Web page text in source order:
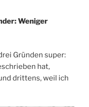
Weniger
Gründen super:
hat,
drittens, weil ich